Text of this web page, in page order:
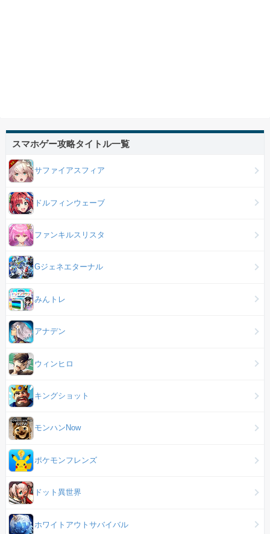
スマホゲー攻略タイトル一覧
サファイアスフィア
ドルフィンウェーブ
ファンキルスリスタ
Gジェネエターナル
みんトレ
アナデン
ウィンヒロ
キングショット
モンハンNow
ポケモンフレンズ
ドット異世界
ホワイトアウトサバイバル